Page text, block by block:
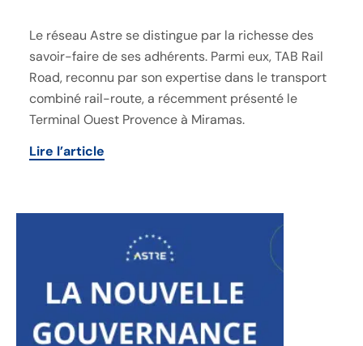
Le réseau Astre se distingue par la richesse des
savoir-faire de ses adhérents. Parmi eux, TAB Rail
Road, reconnu par son expertise dans le transport
combiné rail-route, a récemment présenté le
Terminal Ouest Provence à Miramas.
Lire l’article